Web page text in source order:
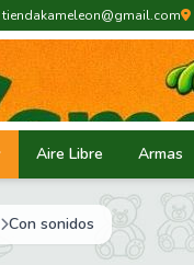
tiendakameleon@gmail.com
Aire Libre Armas
Con sonidos